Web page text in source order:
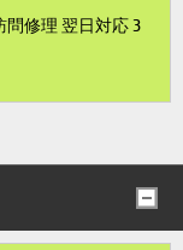
問修理 翌日対応 3